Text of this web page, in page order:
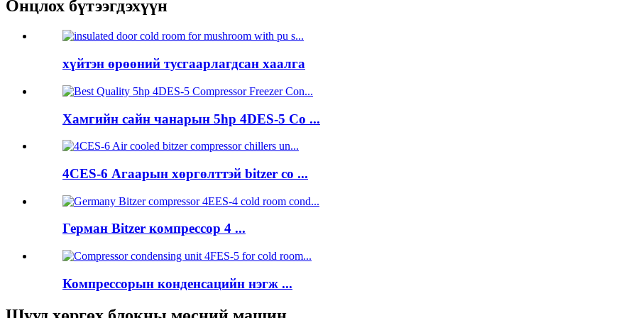
Онцлох бүтээгдэхүүн
хүйтэн өрөөний тусгаарлагдсан хаалга
Хамгийн сайн чанарын 5hp 4DES-5 Co ...
4CES-6 Агаарын хөргөлттэй bitzer co ...
Герман Bitzer компрессор 4 ...
Компрессорын конденсацийн нэгж ...